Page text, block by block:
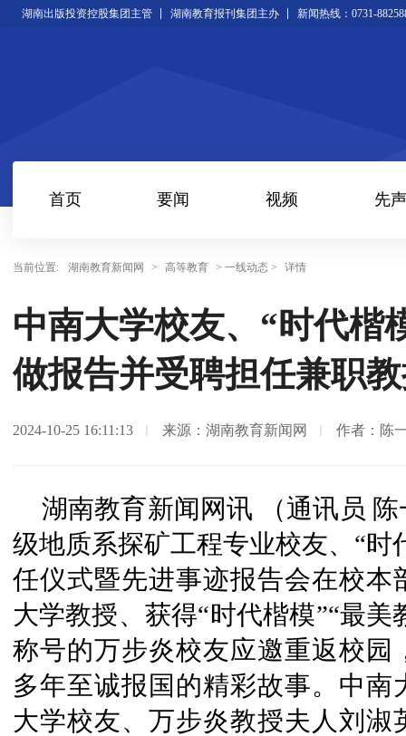
湖南出版投资控股集团主管 湖南教育报刊集团主办 新闻热线：0731-
首页 要闻 视频 先声
当前位置: 湖南教育新闻网 > 高等教育 > 一线动态 > 详情
中南大学校友、“时代楷
做报告并受聘担任兼职
2024-10-25 16:11:13 来源：湖南教育新闻网 作者：陈
湖南教育新闻网讯 （通讯员
级地质系探矿工程专业校友、“
任仪式暨先进事迹报告会在校
大学教授、获得“时代楷模”“最
称号的万步炎校友应邀重返校
多年至诚报国的精彩故事。中
大学校友、万步炎教授夫人刘